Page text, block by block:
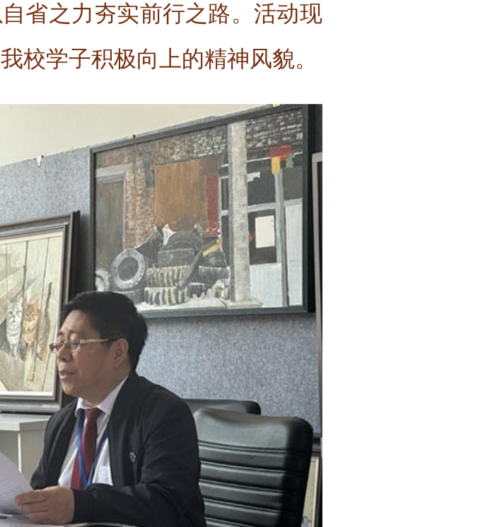
省之力夯实前行之路。活动现
校学子积极向上的精神风貌。